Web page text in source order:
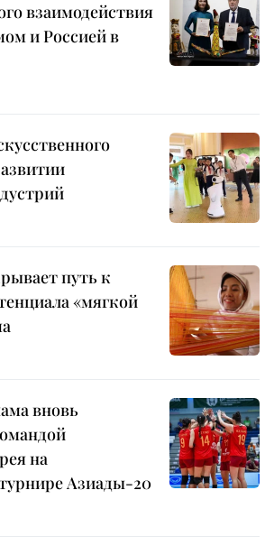
взаимодействия
и Россией в
путь к
«мягкой
вновь
на
Азиады-20